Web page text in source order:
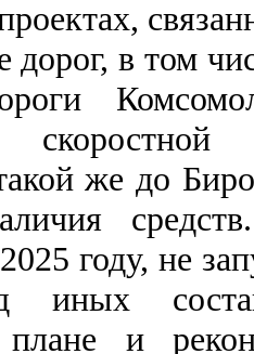
дорог, в том
же до
году, не
иных
плане и